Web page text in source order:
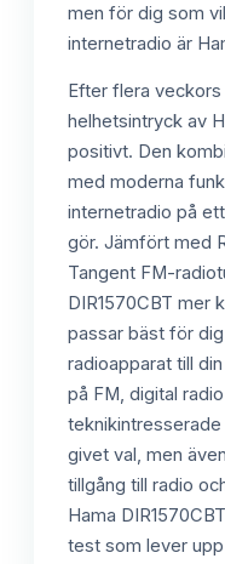
men för dig som
internetradio är
Efter flera
helhetsintryck av
positivt. Den
med moderna
internetradio på
gör. Jämfört med
Tangent FM-
DIR1570CBT mer
passar bäst för
radioapparat till
på FM, digital
givet val, men
tillgång till radio
Hama
test som lever